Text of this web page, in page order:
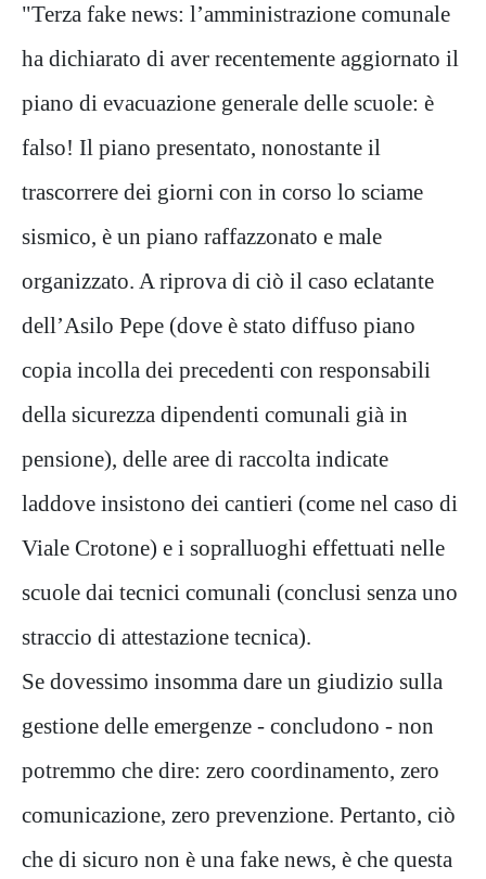
"Terza fake news: l’amministrazione comunale
ha dichiarato di aver recentemente aggiornato il
piano di evacuazione generale delle scuole: è
falso! Il piano presentato, nonostante il
trascorrere dei giorni con in corso lo sciame
sismico, è un piano raffazzonato e male
organizzato. A riprova di ciò il caso eclatante
dell’Asilo Pepe (dove è stato diffuso piano
copia incolla dei precedenti con responsabili
della sicurezza dipendenti comunali già in
pensione), delle aree di raccolta indicate
laddove insistono dei cantieri (come nel caso di
Viale Crotone) e i sopralluoghi effettuati nelle
scuole dai tecnici comunali (conclusi senza uno
straccio di attestazione tecnica).
Se dovessimo insomma dare un giudizio sulla
gestione delle emergenze - concludono - non
potremmo che dire: zero coordinamento, zero
comunicazione, zero prevenzione. Pertanto, ciò
che di sicuro non è una fake news, è che questa